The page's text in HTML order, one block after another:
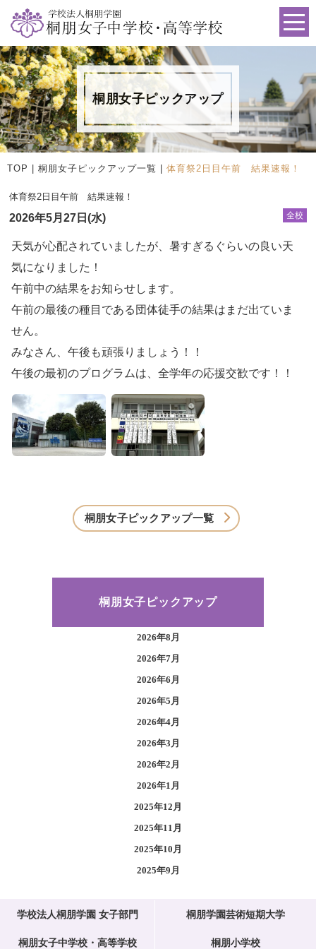
桐朋女子ピックアップ
TOP | 桐朋女子ピックアップ一覧 | 体育祭2日目午前 結果速報！
体育祭2日目午前 結果速報！
2026年5月27日(水) 全校
天気が心配されていましたが、暑すぎるぐらいの良い天
気になりました！
午前中の結果をお知らせします。
午前の最後の種目である団体徒手の結果はまだ出ていま
せん。
みなさん、午後も頑張りましょう！！
午後の最初のプログラムは、全学年の応援交歓です！！
桐朋女子ピックアップ一覧
桐朋女子ピックアップ
2026年8月
2026年7月
2026年6月
2026年5月
2026年4月
2026年3月
2026年2月
2026年1月
2025年12月
2025年11月
2025年10月
2025年9月
学校法人桐朋学園 女子部門 桐朋学園芸術短期大学
桐朋女子中学校・高等学校 桐朋小学校